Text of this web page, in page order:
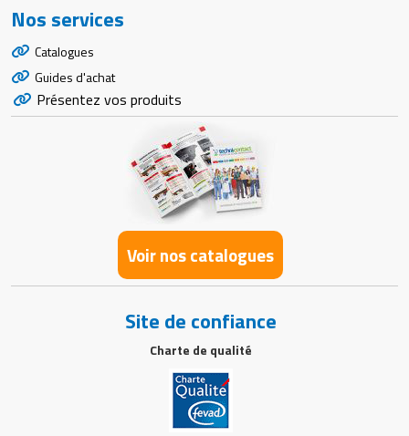
Nos services
Catalogues
Guides d'achat
Présentez vos produits
Voir nos catalogues
Site de confiance
Charte de qualité